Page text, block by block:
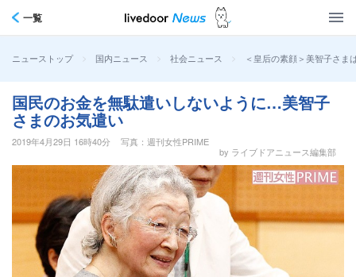
一覧
ニューストップ > 国内ニュース > 社会ニュース > ＜皇后の素顔＞美智子さま
国民のお金を無駄遣いしないように…美智子
さまのお気遣い
2019年4月29日 16時40分
写真：週刊女性PRIME
by ライブドアニュース編集部